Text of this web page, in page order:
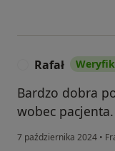
Rafał
Bardzo dobra
wobec pacjenta.
7 października 2024 •